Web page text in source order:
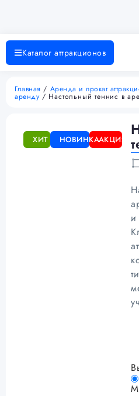
Каталог аттракционов
Главная / Аренда и прокат
аренду / Настольный теннис в
АКЦИЯ
НОВИНКА
ХИТ